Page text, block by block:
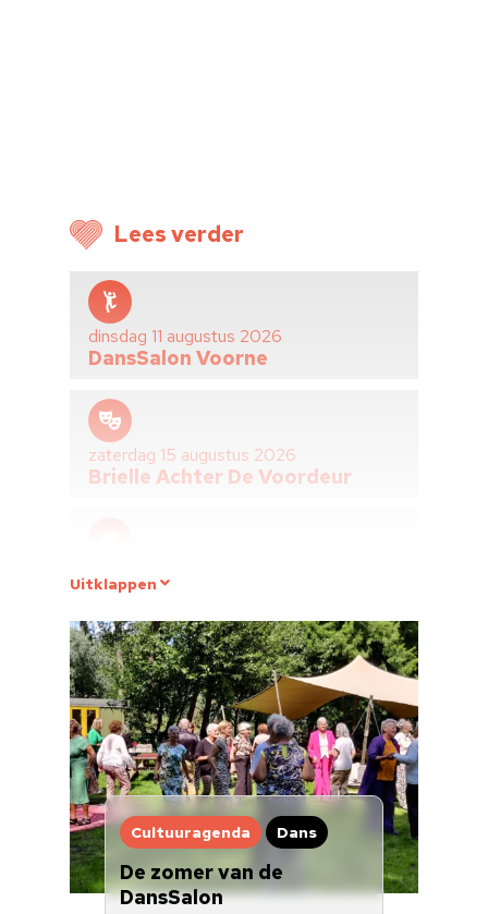
Lees verder
dinsdag 11 augustus 2026
DansSalon Voorne
zaterdag 15 augustus 2026
Brielle Achter De Voordeur
Tot en met zaterdag 15 augustus 2026
Vestingdagen Festival
zondag 16 augustus 2026
Zomeropenstelling Landgoed
Ravesteyn
zondag 16 augustus 2026
Verhalenverteller Arnie
Dalkmann
Uitklappen
Cultuuragenda Dans
De zomer van de
DansSalon
Cultuuragenda
Over ons
Nieuwsbrief
Doneren